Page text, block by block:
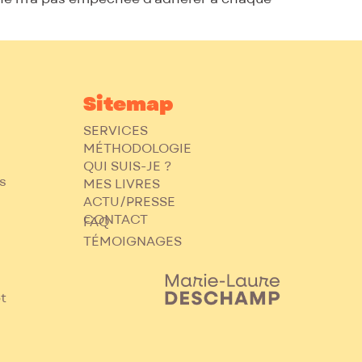
Sitemap
SERVICES
MÉTHODOLOGIE
QUI SUIS-JE ?
MES LIVRES
ACTU/PRESSE
CONTACT
FAQ
TÉMOIGNAGES